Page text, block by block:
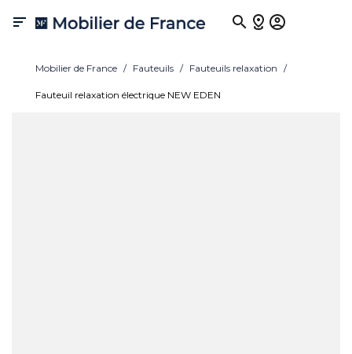

Mobilier de France Fauteuils Fauteuils relaxation
Fauteuil relaxation électrique NEW EDEN